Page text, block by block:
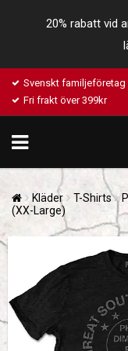
20% rabatt vid
Svenskt familjeföretag
Fri frakt över 399kr
Kläder T-Shirts
(XX-Large)